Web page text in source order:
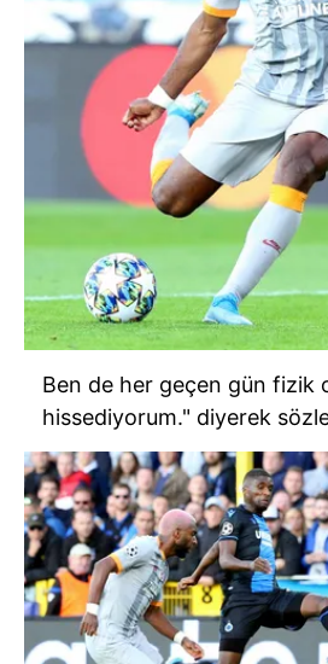
Ben de her geçen gün fizik
hissediyorum." diyerek